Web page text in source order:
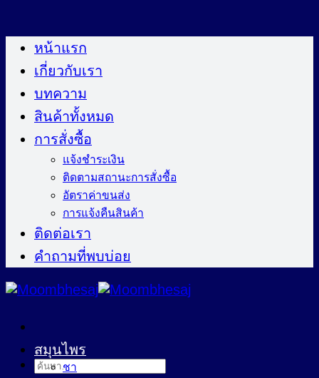
ไป
หน้าแรก
เกี่ยวกับเรา
บทความ
สินค้าทั้งหมด
การสั่งซื้อ
แจ้งชำระเงิน
ติดตามสถานะการสั่งซื้อ
อัตราค่าขนส่ง
การแจ้งคืนสินค้า
ติดต่อเรา
คำถามที่พบบ่อย
ค้นหา:
สมุนไพร
ชา